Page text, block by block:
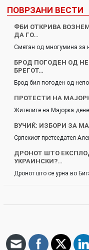
ПОВРЗАНИ ВЕСТИ
ФБИ ОТКРИВА
ДА ГО…
Сметан од многумина за
БРОД ПОГОДЕН ОД
БРЕГОТ…
Брод бил погоден од
ПРОТЕСТИ НА
Жителите на Мајорка
ВУЧИЌ: ИЗБОРИ ЗА
Српскиот претседател
ДРОНОТ ШТО
УКРАИНСКИ?…
Дронот што се урна во